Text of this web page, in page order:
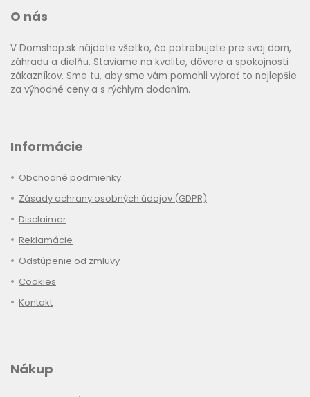
O nás
V Domshop.sk nájdete všetko, čo potrebujete pre svoj dom,
záhradu a dielňu. Staviame na kvalite, dôvere a spokojnosti
zákazníkov. Sme tu, aby sme vám pomohli vybrať to najlepšie
za výhodné ceny a s rýchlym dodaním.
Informácie
Obchodné podmienky
Zásady ochrany osobných údajov (GDPR)
Disclaimer
Reklamácie
Odstúpenie od zmluvy
Cookies
Kontakt
Nákup